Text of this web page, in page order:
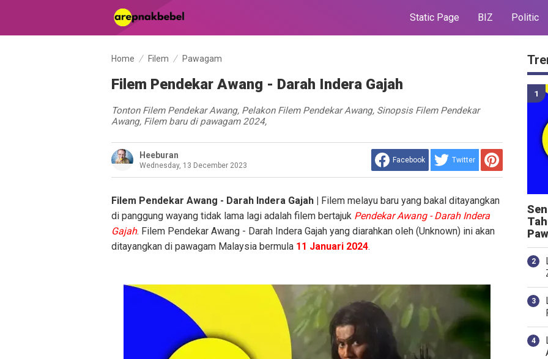
Static Page BIZ Politic
Home Filem Pawagam
Filem Pendekar Awang - Darah Indera Gajah
Tonton Filem Pendekar Awang, Pelakon Filem Pendekar Awang, Sinopsis Filem Pendekar
Awang, Filem baru di pawagam 2024,
Heeburan
Wednesday, 13 December 2023
Facebook Twitter
Filem Pendekar Awang - Darah Indera Gajah | Filem melayu baru yang bakal ditayangkan
di panggung wayang tidak lama lagi adalah filem bertajuk Pendekar Awang - Darah Indera
Gajah. Filem Pendekar Awang - Darah Indera Gajah yang diarahkan oleh (Unknown) ini akan
ditayangkan di pawagam Malaysia bermula 11 Januari 2024.